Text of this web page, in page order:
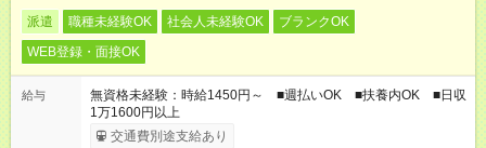
派遣 職種未経験OK 社会人未経験OK
ブランクOK
WEB登録・面接OK
給与
無資格未経験：時給1450円～ ■週払いOK ■扶養内OK ■日収
1万1600円以上
交通費別途支給あり